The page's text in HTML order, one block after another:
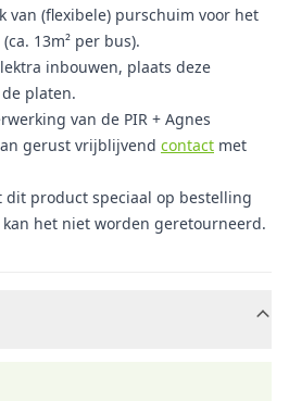
van (flexibele) purschuim voor het
13m² per bus).
inbouwen, plaats deze
platen.
van de PIR + Agnes
gerust vrijblijvend contact met
dit product speciaal op bestelling
het niet worden geretourneerd.